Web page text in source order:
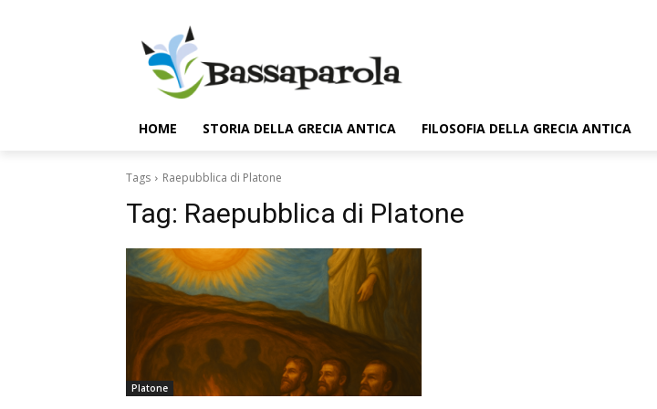
HOME STORIA DELLA GRECIA ANTICA FILOSOFIA DELLA GRECIA ANTICA
Tags Raepubblica di Platone
Tag: Raepubblica di Platone
Platone